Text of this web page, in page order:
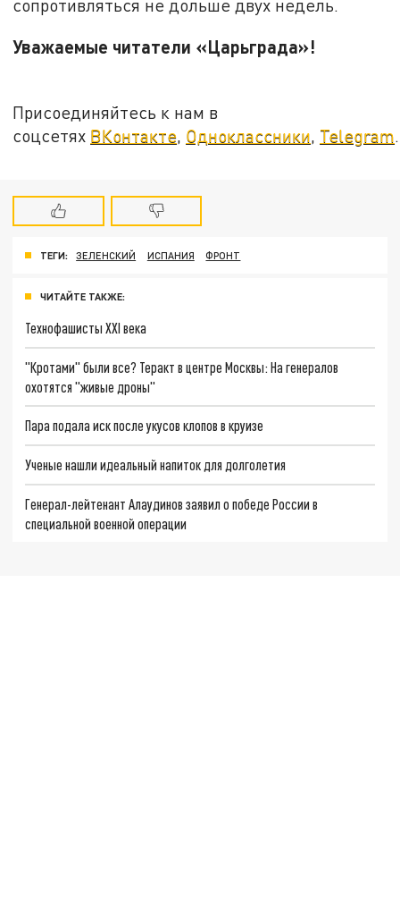
сопротивляться не дольше двух недель.
Уважаемые читатели «Царьграда»!
Присоединяйтесь к нам в
соцсетях ВКонтакте Одноклассники Telegram
ТЕГИ: ЗЕЛЕНСКИЙ ИСПАНИЯ ФРОНТ
ЧИТАЙТЕ ТАКЖЕ:
Технофашисты XXI века
"Кротами" были все? Теракт в центре Москвы: На генералов
охотятся "живые дроны"
Пара подала иск после укусов клопов в круизе
Ученые нашли идеальный напиток для долголетия
Генерал-лейтенант Алаудинов заявил о победе России в
специальной военной операции